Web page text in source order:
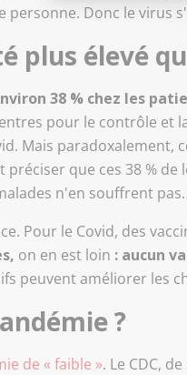
Donc le virus
plus élevé
38 % chez les
pour le contrôle et
Mais paradoxalement,
que ces 38 %
n'en souffrent pas.
Pour le Covid, des
on en est loin : aucun
peuvent améliorer les
?
de « faible ». Le CDC,